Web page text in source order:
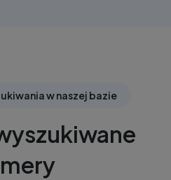
w naszej bazie